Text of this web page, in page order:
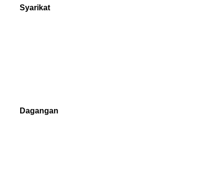
Syarikat
Dagangan